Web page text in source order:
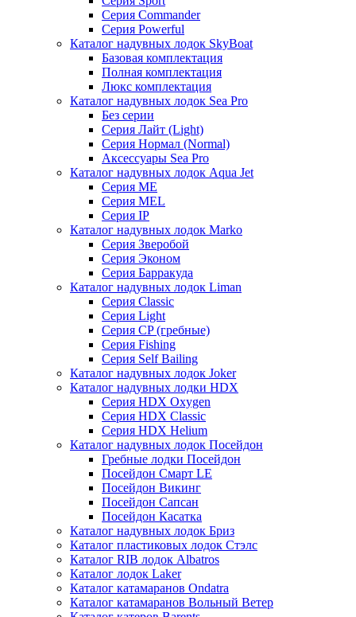
Серия Commander
Серия Powerful
Каталог надувных лодок SkyBoat
Базовая комплектация
Полная комплектация
Люкс комплектация
Каталог надувных лодок Sea Pro
Без серии
Серия Лайт (Light)
Серия Нормал (Normal)
Аксессуары Sea Pro
Каталог надувных лодок Aqua Jet
Серия ME
Серия MEL
Серия IP
Каталог надувных лодок Marko
Серия Зверобой
Серия Эконом
Серия Барракуда
Каталог надувных лодок Liman
Серия Classic
Серия Light
Серия CP (гребные)
Серия Fishing
Серия Self Bailing
Каталог надувных лодок Joker
Каталог надувных лодки HDX
Серия HDX Oxygen
Серия HDX Classic
Серия HDX Helium
Каталог надувных лодок Посейдон
Гребные лодки Посейдон
Посейдон Смарт LE
Посейдон Викинг
Посейдон Сапсан
Посейдон Касатка
Каталог надувных лодок Бриз
Каталог пластиковых лодок Стэлс
Каталог RIB лодок Albatros
Каталог лодок Laker
Каталог катамаранов Ondatra
Каталог катамаранов Вольный Ветер